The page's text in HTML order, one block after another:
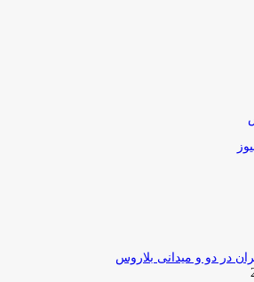
در دو و میدانی بلاروس